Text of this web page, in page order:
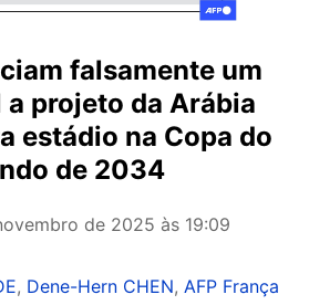
falsamente um
projeto da Arábia
estádio na Copa do
de 2034
de 2025 às 19:09
, Dene-Hern CHEN, AFP França